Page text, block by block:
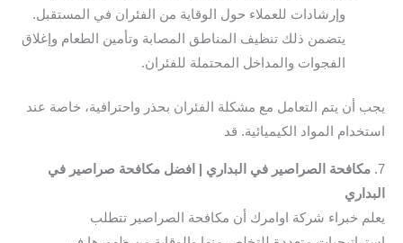
وإرشادات للعملاء حول الوقاية من الفئران في المستقبل.
يتضمن ذلك تنظيف المناطق المصابة وتأمين الطعام وإغلاق
الفجوات والمداخل المحتملة للفئران.
يجب أن يتم التعامل مع مشكلة الفئران بحذر واحترافية، خاصة عند
استخدام المواد الكيميائية. قد
7. مكافحة الصراصير في البداري | افضل مكافحة صراصير في
البداري
يعلم خبراء شركة اوامرك أن مكافحة الصراصير تتطلب